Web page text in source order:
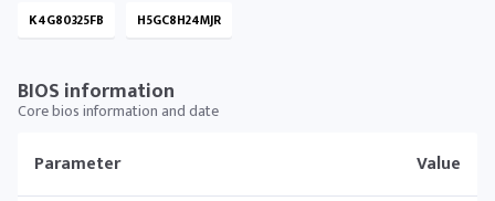
K4G80325FB H5GC8H24MJR
BIOS information
Core bios information and date
Parameter Value